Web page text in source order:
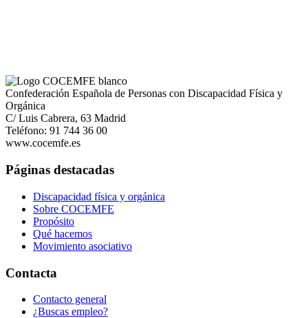
Confederación Española de Personas con Discapacidad Física y
Orgánica
C/ Luis Cabrera, 63 Madrid
Teléfono: 91 744 36 00
www.cocemfe.es
Páginas destacadas
Discapacidad física y orgánica
Sobre COCEMFE
Propósito
Qué hacemos
Movimiento asociativo
Contacta
Contacto general
¿Buscas empleo?